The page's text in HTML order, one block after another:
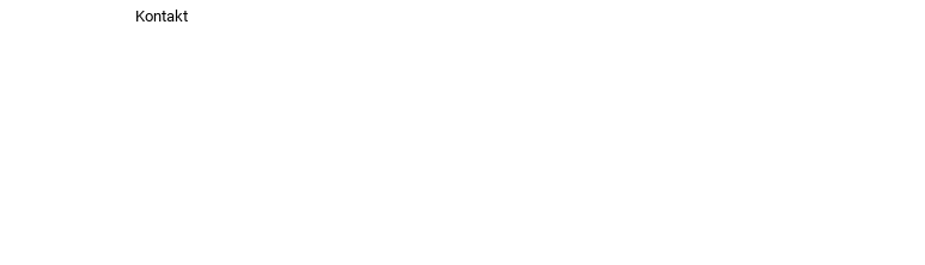
Kontakt